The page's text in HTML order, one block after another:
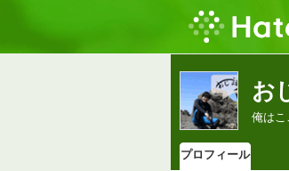
お
俺はこ
プロフィール